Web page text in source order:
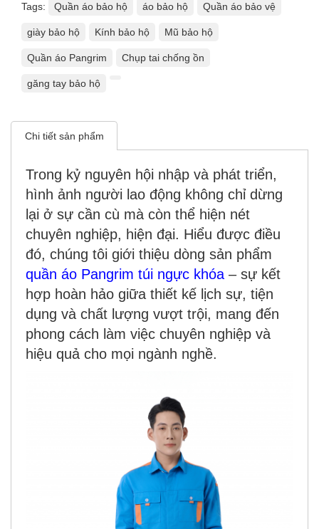
Tags: Quần áo bảo hộ áo bảo hộ Quần áo bảo vệ
giày bảo hộ Kính bảo hộ Mũ bảo hộ
Quần áo Pangrim Chụp tai chống ồn
găng tay bảo hộ
Chi tiết sản phẩm
Trong kỷ nguyên hội nhập và phát triển,
hình ảnh người lao động không chỉ dừng
lại ở sự cần cù mà còn thể hiện nét
chuyên nghiệp, hiện đại. Hiểu được điều
đó, chúng tôi giới thiệu dòng sản phẩm
quần áo Pangrim túi ngực khóa– sự kết
hợp hoàn hảo giữa thiết kế lịch sự, tiện
dụng và chất lượng vượt trội, mang đến
phong cách làm việc chuyên nghiệp và
hiệu quả cho mọi ngành nghề.